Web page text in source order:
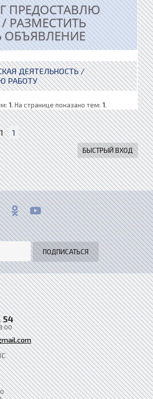
ПРЕДОСТАВЛЮ
РАЗМЕСТИТЬ
ОБЪЯВЛЕНИЕ
ДЕЯТЕЛЬНОСТЬ /
РАБОТУ
1. На странице показано тем: 1.
1 1
54